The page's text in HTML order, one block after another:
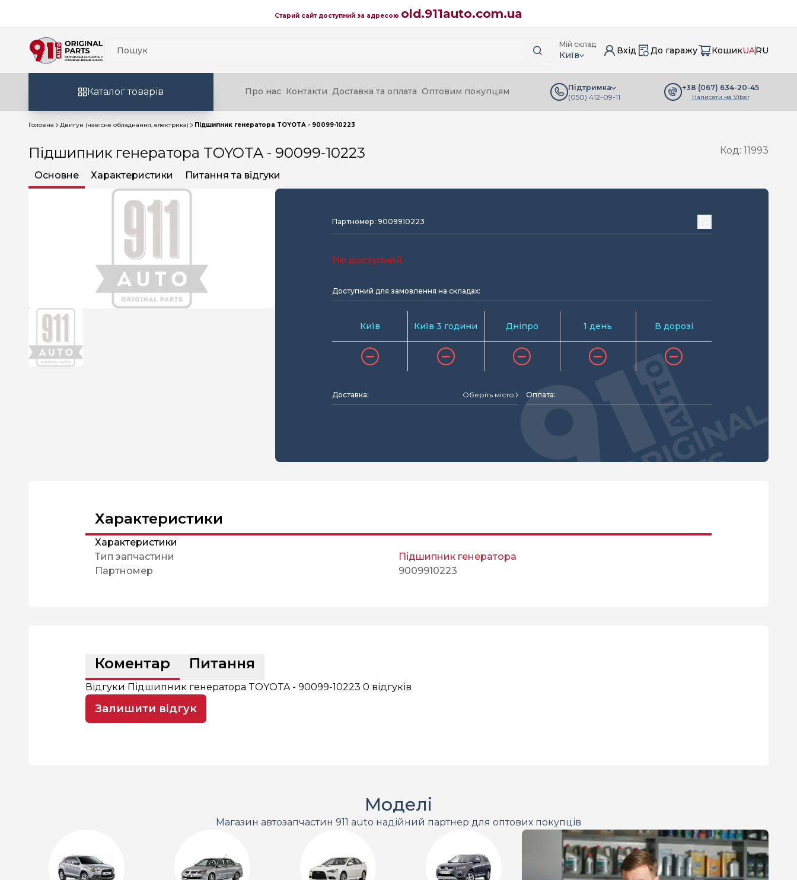
Старий сайт доступний за адресою old.911auto.com.ua
Мій склад
Київ Вхід До гаражу КошикUARU
Каталог товарів Про нас Контакти Доставка та оплата Оптовим покупцям
Підтримка
(050) 412-09-11
+38 (067) 634-20-45
Написати на Viber
Головна Двигун (навісне обладнання, електрика) Підшипник генератора TOYOTA - 90099-10223
Підшипник генератора TOYOTA - 90099-10223 Код: 11993
Основне Характеристики Питання та відгуки
Партномер: 9009910223
Не доступний
Доступний для замовлення на складах:
Київ Київ 3 години Дніпро 1 день В дорозі
Доставка: Оберіть місто Оплата:
Характеристики
Характеристики
Тип запчастини
Підшипник генератора
Партномер
9009910223
Коментар Питання
Відгуки Підшипник генератора TOYOTA - 90099-10223 0 відгуків
Залишити відгук
Моделі
Магазин автозапчастин 911 auto надійний партнер для оптових покупців